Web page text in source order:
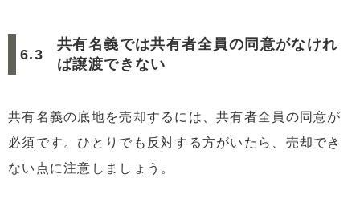
共有名義では共有者全員の同意がなけれ
ば譲渡できない
共有名義の底地を売却するには、共有者全員の同意が
必須です。ひとりでも反対する方がいたら、売却でき
ない点に注意しましょう。